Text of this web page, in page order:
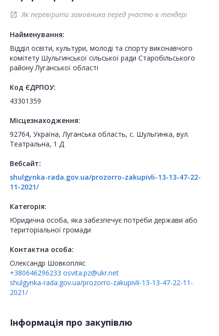
open_in_new Як перевірити замовника перед участю в тендері
Найменування:
Відділ освіти, культури, молоді та спорту виконавчого
комітету Шульгинської сільської ради Старобільського
району Луганської області
Код ЄДРПОУ:
43301359
Місцезнаходження:
92764, Україна, Луганська область, с. Шульгинка, вул.
Театральна, 1 Д
Вебсайт:
shulgynka-rada.gov.ua/prozorro-zakupivli-13-13-47-22-
11-2021/
Категорія:
Юридична особа, яка забезпечує потреби держави або
територіальної громади
Контактна особа:
Олександр Шовкопляс
+380646296233 osvita.pz@ukr.net
shulgynka-rada.gov.ua/prozorro-zakupivli-13-13-47-22-11-
2021/
Інформація про закупівлю